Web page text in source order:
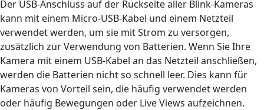
Der USB-Anschluss auf der Rückseite aller Blink-Kameras
kann mit einem Micro-USB-Kabel und einem Netzteil
verwendet werden, um sie mit Strom zu versorgen,
zusätzlich zur Verwendung von Batterien. Wenn Sie Ihre
Kamera mit einem USB-Kabel an das Netzteil anschließen,
werden die Batterien nicht so schnell leer. Dies kann für
Kameras von Vorteil sein, die häufig verwendet werden
oder häufig Bewegungen oder Live Views aufzeichnen.